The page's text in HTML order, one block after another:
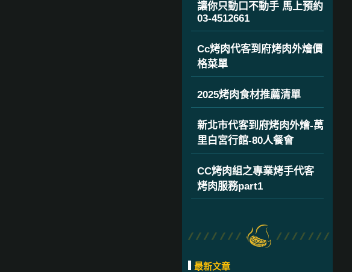
讓你只動口不動手 馬上預約
03-4512661
Cc烤肉代客到府烤肉外燴價
格菜單
2025烤肉食材推薦清單
新北市代客到府烤肉外燴-萬
里白宮行館-80人餐會
CC烤肉組之專業烤手代客
烤肉服務part1
最新文章